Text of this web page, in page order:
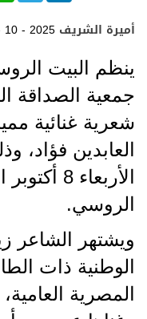
a
t
s
p
l
e
g
a
m
n
k
e
n
10 - 2025 أميرة الشريف
ينظم البيت
جمعية الصداقة
شعرية غنائية
العابدين فؤاد،
الأربعاء
الروسي.
ويشتهر الشاعر
الوطنية ذات
المصرية